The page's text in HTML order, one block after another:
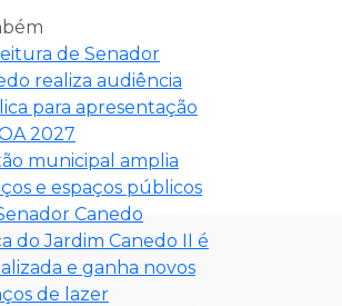
de Senador
realiza audiência
para apresentação
2027
municipal amplia
e espaços públicos
Canedo
do Jardim Canedo II é
e ganha novos
de lazer